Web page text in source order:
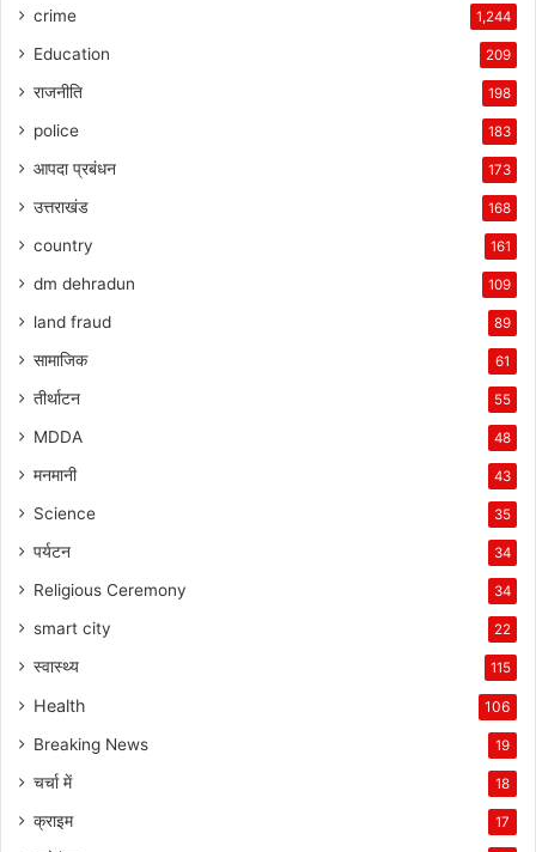
crime 1,244
Education 209
राजनीति 198
police 183
आपदा प्रबंधन 173
उत्तराखंड 168
country 161
dm dehradun 109
land fraud 89
सामाजिक 61
तीर्थाटन 55
MDDA 48
मनमानी 43
Science 35
पर्यटन 34
Religious Ceremony 34
smart city 22
स्वास्थ्य 115
Health 106
Breaking News 19
चर्चा में 18
क्राइम 17